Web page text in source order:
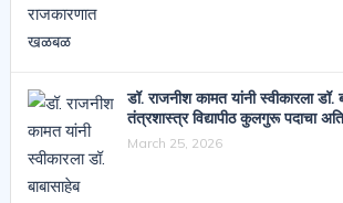
डॉ. राजनीश कामत यांनी स्वीकारला
तंत्रशास्त्र विद्यापीठ कुलगुरू पदाचा
March 25, 2026